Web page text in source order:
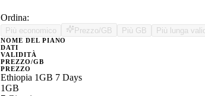
Ordina:
Più economico Prezzo/GB Più GB Più lunga
NOME DEL PIANO
DATI
VALIDITÀ
PREZZO/GB
PREZZO
Ethiopia 1GB 7 Days
1GB